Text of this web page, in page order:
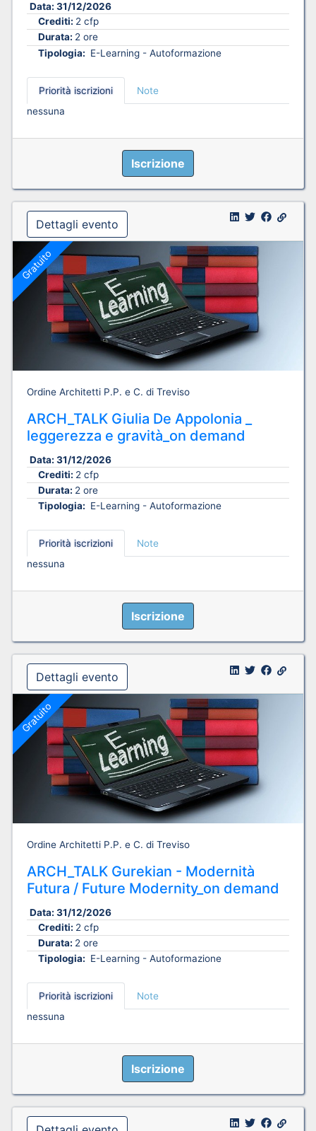
Data: 31/12/2026
Crediti: 2 cfp
Durata: 2 ore
Tipologia: E-Learning - Autoformazione
Priorità iscrizioni
Note
nessuna
Iscrizione
Dettagli evento
Gratuito
Ordine Architetti P.P. e C. di Treviso
ARCH_TALK Giulia De Appolonia _
leggerezza e gravità_on demand
Data: 31/12/2026
Crediti: 2 cfp
Durata: 2 ore
Tipologia: E-Learning - Autoformazione
Priorità iscrizioni
Note
nessuna
Iscrizione
Dettagli evento
Gratuito
Ordine Architetti P.P. e C. di Treviso
ARCH_TALK Gurekian - Modernità
Futura / Future Modernity_on demand
Data: 31/12/2026
Crediti: 2 cfp
Durata: 2 ore
Tipologia: E-Learning - Autoformazione
Priorità iscrizioni
Note
nessuna
Iscrizione